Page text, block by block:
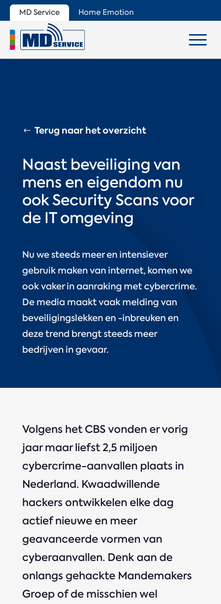
MD Service Home Emotion
Terug naar het overzicht
Naast beveiliging van
mens en eigendom nu
ook Security Scans voor
de IT omgeving
Nu we steeds meer en intensiever
gebruik maken van internet, komen we
ook vaker in aanraking met cybercrime.
De media maakt vaak melding van
beveiligingslekken en -inbreuken en
deze trend brengt steeds meer
bedrijven in gevaar.
Volgens het CBS vonden er vorig
jaar maar liefst 2,5 miljoen
cybercrime-aanvallen plaats in
Nederland. Kwaadwillende
hackers ontwikkelen elke dag
actief nieuwe en meer
geavanceerde vormen van
cyberaanvallen. Denk aan de
onlangs gehackte Mandemakers
Groep of de misschien wel